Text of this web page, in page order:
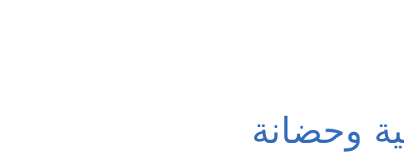
وحضانة